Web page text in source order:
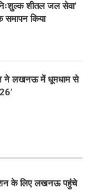
शीतल जल सेवा’
समापन किया
ने लखनऊ में धूमधाम से
के लिए लखनऊ पहुंचे